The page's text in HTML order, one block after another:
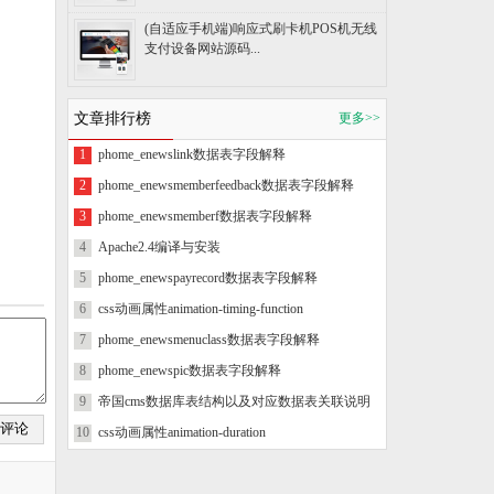
(自适应手机端)响应式刷卡机POS机无线
支付设备网站源码...
文章排行榜 更多>>
1
phome_enewslink数据表字段解释
2
phome_enewsmemberfeedback数据表字段解释
3
phome_enewsmemberf数据表字段解释
4
Apache2.4编译与安装
5
phome_enewspayrecord数据表字段解释
6
css动画属性animation-timing-function
7
phome_enewsmenuclass数据表字段解释
8
phome_enewspic数据表字段解释
9
帝国cms数据库表结构以及对应数据表关联说明
10 css动画属性animation-duration